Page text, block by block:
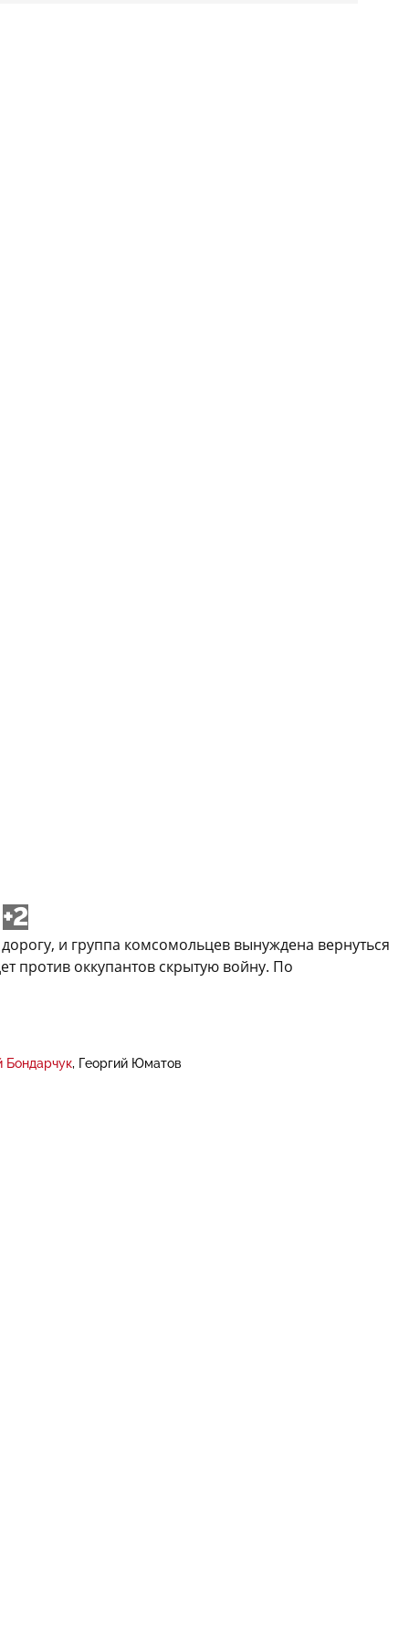
+2
и группа комсомольцев вынуждена вернуться
против оккупантов скрытую войну. По
Бондарчук Георгий Юматов